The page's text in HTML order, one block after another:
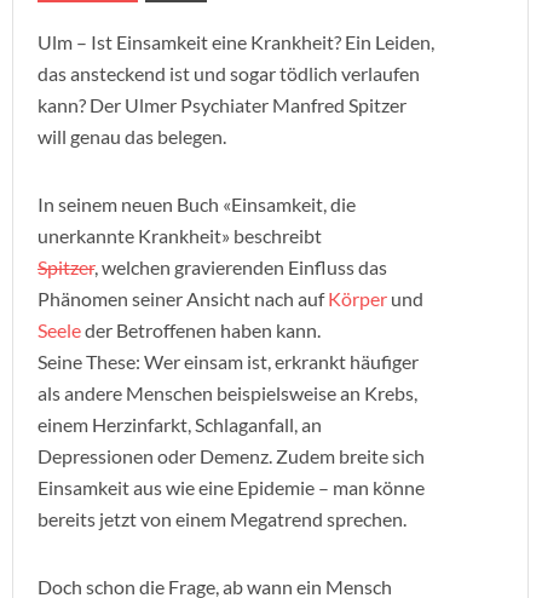
Ulm – Ist Einsamkeit eine Krankheit? Ein Leiden,
das ansteckend ist und sogar tödlich verlaufen
kann? Der Ulmer Psychiater Manfred Spitzer
will genau das belegen.
In seinem neuen Buch «Einsamkeit, die
unerkannte Krankheit» beschreibt
Spitzer, welchen gravierenden Einfluss das
Phänomen seiner Ansicht nach aufKörper und
Seeleder Betroffenen haben kann.
Seine These: Wer einsam ist, erkrankt häufiger
als andere Menschen beispielsweise an Krebs,
einem Herzinfarkt, Schlaganfall, an
Depressionen oder Demenz. Zudem breite sich
Einsamkeit aus wie eine Epidemie – man könne
bereits jetzt von einem Megatrend sprechen.
Doch schon die Frage, ab wann ein Mensch